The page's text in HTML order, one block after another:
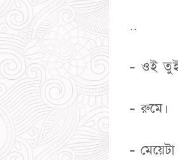
..
- ওই
- রুমে।
-